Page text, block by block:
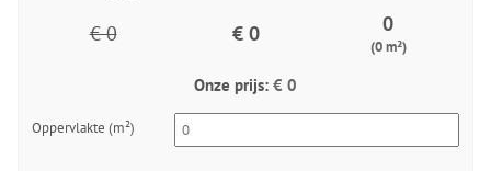
€ 0 € 0 0
(0 m²)
Onze prijs: € 0
Oppervlakte (m²)